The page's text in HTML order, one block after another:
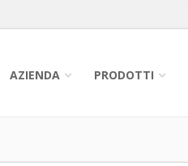
AZIENDA PRODOTTI